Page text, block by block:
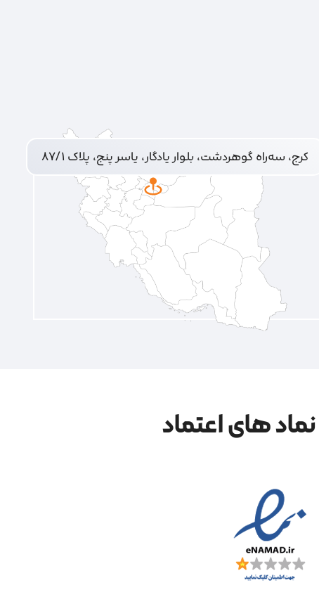
کرج، سه‌راه گوهردشت، بلوار یادگار، یاسر پنج، پلاک ۸۷/۱
نماد های اعتماد